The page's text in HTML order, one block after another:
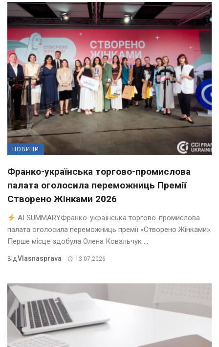
НОВИНИ
Франко-українська торгово-промислова
палата оголосила переможниць Премії
Створено Жінками 2026
AI SUMMARYФранко-українська торгово-промислова
палата оголосила переможниць премії «Створено Жінками».
Перше місце здобула Олена Ковальчук ...
ВідVlasnasprava 13.07.2026